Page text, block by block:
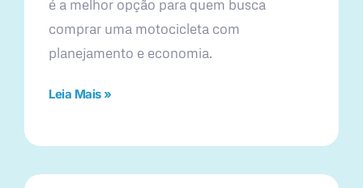
é a melhor opção para quem busca
comprar uma motocicleta com
planejamento e economia.
Leia Mais »